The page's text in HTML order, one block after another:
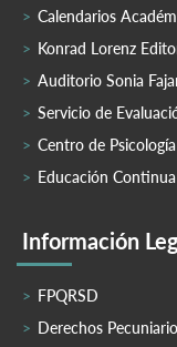
Calendarios
Konrad Lorenz
Auditorio Sonia
Servicio de
Centro de
Educación Continua
Información
FPQRSD
Derechos